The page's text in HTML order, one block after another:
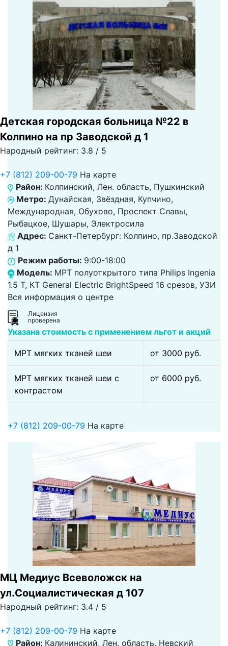
Детская городская больница №22 в
Колпино на пр Заводской д 1
Народный рейтинг: 3.8 / 5
+7 (812) 209-00-79 На карте
Район: Колпинский, Лен. область, Пушкинский
Метро: Дунайская, Звёздная, Купчино,
Международная, Обухово, Проспект Славы,
Рыбацкое, Шушары, Электросила
Адрес: Санкт-Петербург: Колпино, пр.Заводской
д 1
Режим работы: 9:00-18:00
Модель: МРТ полуоткрытого типа Philips Ingenia
1.5 T, КТ General Electric BrightSpeed 16 срезов, УЗИ
Вся информация о центре
Лицензия
проверена
Указана стоимость с применением льгот и акций
МРТ мягких тканей шеи от 3000 pуб.
МРТ мягких тканей шеи c
контрастом
от 6000 pуб.
+7 (812) 209-00-79 На карте
МЦ Медиус Всеволожск на
ул.Социалистическая д 107
Народный рейтинг: 3.4 / 5
+7 (812) 209-00-79 На карте
Район: Калининский, Лен. область, Невский